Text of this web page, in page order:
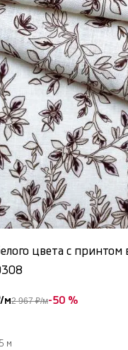
цвета с принтом
м2 967 ₽/м-50 %
м